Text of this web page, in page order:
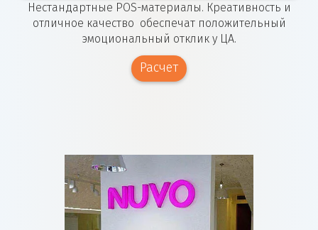
Нестандартные POS-материалы. Креативность и
отличное качество обеспечат положительный
эмоциональный отклик у ЦА.
Расчет